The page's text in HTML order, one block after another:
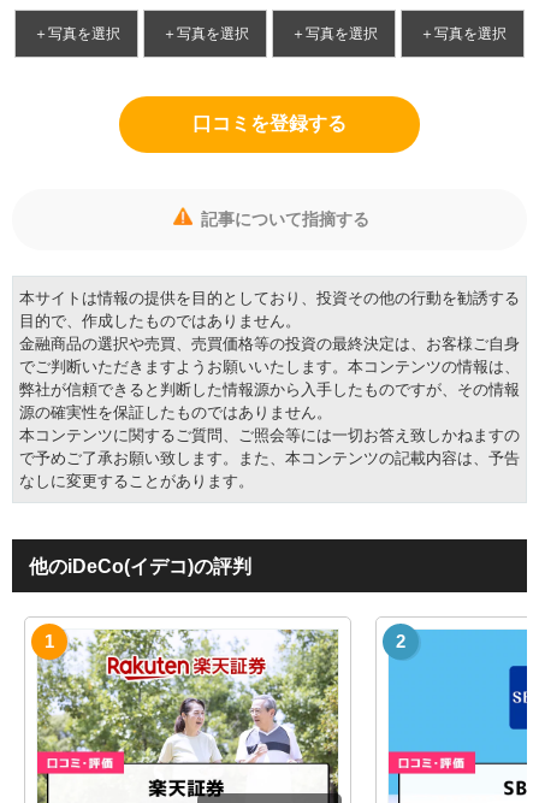
＋写真を選択 ＋写真を選択 ＋写真を選択 ＋写真を選択
口コミを登録する
記事について指摘する
本サイトは情報の提供を目的としており、投資その他の行動を勧誘する
目的で、作成したものではありません。
金融商品の選択や売買、売買価格等の投資の最終決定は、お客様ご自身
でご判断いただきますようお願いいたします。本コンテンツの情報は、
弊社が信頼できると判断した情報源から入手したものですが、その情報
源の確実性を保証したものではありません。
本コンテンツに関するご質問、ご照会等には一切お答え致しかねますの
で予めご了承お願い致します。また、本コンテンツの記載内容は、予告
なしに変更することがあります。
他のiDeCo(イデコ)の評判